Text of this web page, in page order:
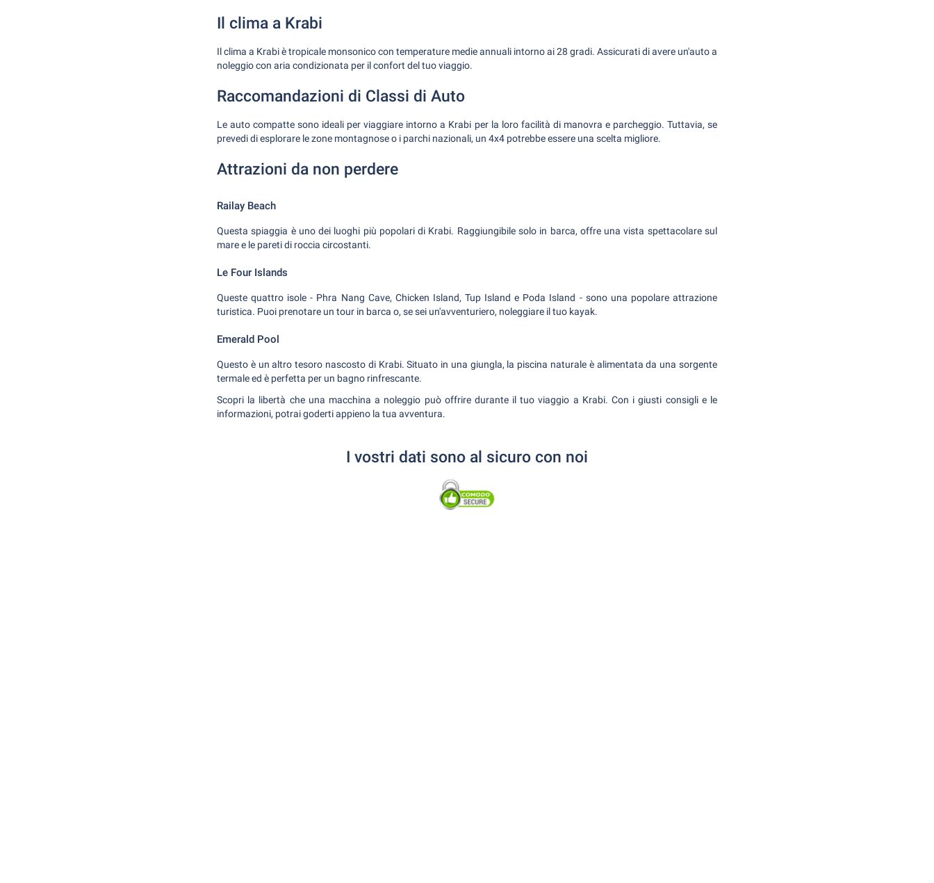
Il clima a Krabi
Il clima a Krabi è tropicale monsonico con temperature medie annuali intorno ai 28 gradi. Assicurati di avere un'auto a
noleggio con aria condizionata per il confort del tuo viaggio.
Raccomandazioni di Classi di Auto
Le auto compatte sono ideali per viaggiare intorno a Krabi per la loro facilità di manovra e parcheggio. Tuttavia, se
prevedi di esplorare le zone montagnose o i parchi nazionali, un 4x4 potrebbe essere una scelta migliore.
Attrazioni da non perdere
Railay Beach
Questa spiaggia è uno dei luoghi più popolari di Krabi. Raggiungibile solo in barca, offre una vista spettacolare sul
mare e le pareti di roccia circostanti.
Le Four Islands
Queste quattro isole - Phra Nang Cave, Chicken Island, Tup Island e Poda Island - sono una popolare attrazione
turistica. Puoi prenotare un tour in barca o, se sei un'avventuriero, noleggiare il tuo kayak.
Emerald Pool
Questo è un altro tesoro nascosto di Krabi. Situato in una giungla, la piscina naturale è alimentata da una sorgente
termale ed è perfetta per un bagno rinfrescante.
Scopri la libertà che una macchina a noleggio può offrire durante il tuo viaggio a Krabi. Con i giusti consigli e le
informazioni, potrai goderti appieno la tua avventura.
I vostri dati sono al sicuro con noi